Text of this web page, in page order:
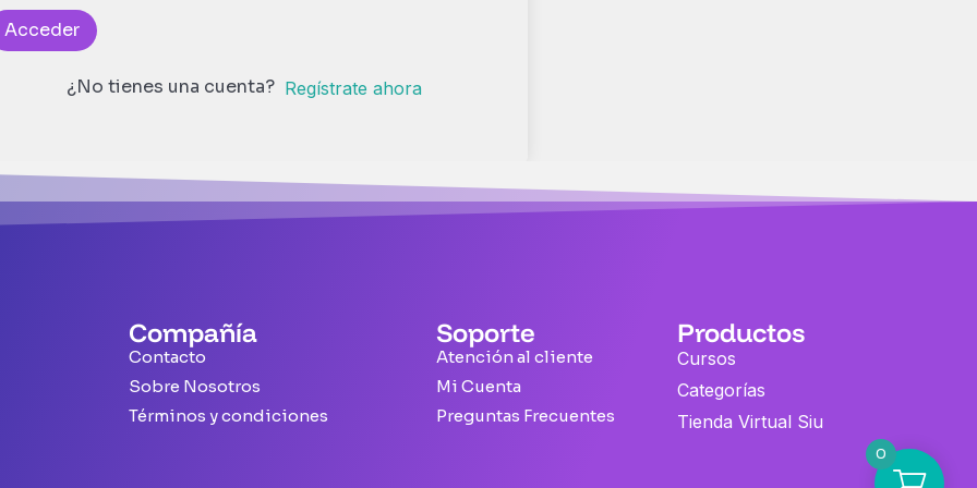
Acceder
¿No tienes una cuenta? Regístrate ahora
Compañía
Contacto
Sobre Nosotros
Términos y condiciones
Soporte
Atención al cliente
Mi Cuenta
Preguntas Frecuentes
Productos
Cursos
Categorías
Tienda Virtual Siu
0